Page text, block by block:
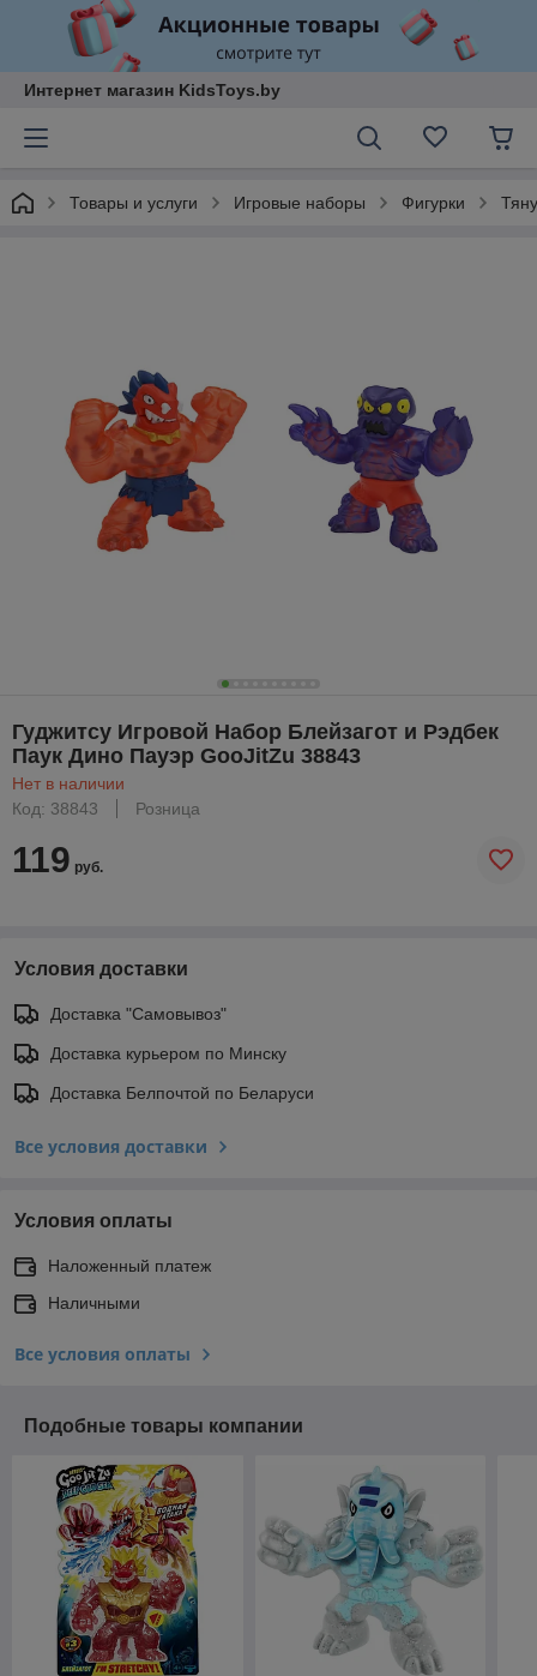
Интернет магазин KidsToys.by
Товары и услуги Игровые наборы Фигурки
Гуджитсу Игровой Набор Блейзагот и Рэдбек
Паук Дино Пауэр GooJitZu 38843
Нет в наличии
Код: 38843
Розница
119 руб.
Условия доставки
Доставка "Самовывоз"
Доставка курьером по Минску
Доставка Белпочтой по Беларуси
Все условия доставки
Условия оплаты
Наложенный платеж
Наличными
Все условия оплаты
Подобные товары компании